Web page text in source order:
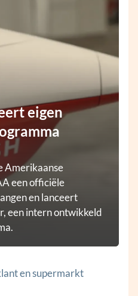
eigen
Amerikaanse
een officiële
en lanceert
een intern ontwikkeld